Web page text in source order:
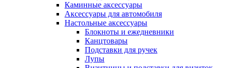
Каминные аксессуары
Аксессуары для автомобиля
Настольные аксессуары
Блокноты и ежедневники
Канцтовары
Подставки для ручек
Лупы